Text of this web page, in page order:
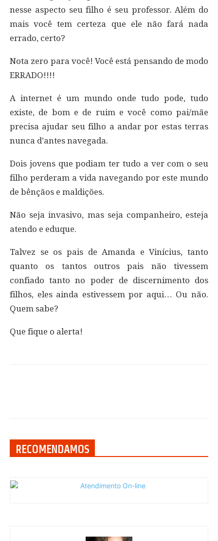
nesse aspecto seu filho é seu professor. Além do
mais você tem certeza que ele não fará nada
errado, certo?
Nota zero para você! Você está pensando de modo
ERRADO!!!!
A internet é um mundo onde tudo pode, tudo
existe, de bom e de ruim e você como pai/mãe
precisa ajudar seu filho a andar por estas terras
nunca d’antes navegada.
Dois jovens que podiam ter tudo a ver com o seu
filho perderam a vida navegando por este mundo
de bênçãos e maldições.
Não seja invasivo, mas seja companheiro, esteja
atendo e eduque.
Talvez se os pais de Amanda e Vinícius, tanto
quanto os tantos outros pais não tivessem
confiado tanto no poder de discernimento dos
filhos, eles ainda estivessem por aqui… Ou não.
Quem sabe?
Que fique o alerta!
RECOMENDAMOS